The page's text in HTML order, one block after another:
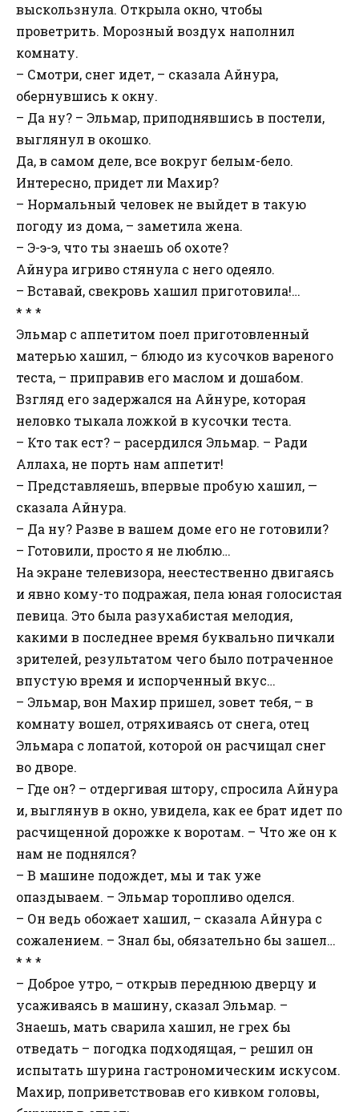
выскользнула. Открыла окно, чтобы
проветрить. Морозный воздух наполнил
комнату.
– Смотри, снег идет, – сказала Айнура,
обернувшись к окну.
– Да ну? – Эльмар, приподнявшись в постели,
выглянул в окошко.
Да, в самом деле, все вокруг белым-бело.
Интересно, придет ли Махир?
– Нормальный человек не выйдет в такую
погоду из дома, – заметила жена.
– Э-э-э, что ты знаешь об охоте?
Айнура игриво стянула с него одеяло.
– Вставай, свекровь хашил приготовила!…
* * *
Эльмар с аппетитом поел приготовленный
матерью хашил, – блюдо из кусочков вареного
теста, – приправив его маслом и дошабом.
Взгляд его задержался на Айнуре, которая
неловко тыкала ложкой в кусочки теста.
– Кто так ест? – расердился Эльмар. – Ради
Аллаха, не порть нам аппетит!
– Представляешь, впервые пробую хашил, —
сказала Айнура.
– Да ну? Разве в вашем доме его не готовили?
– Готовили, просто я не люблю…
На экране телевизора, неестественно двигаясь
и явно кому-то подражая, пела юная голосистая
певица. Это была разухабистая мелодия,
какими в последнее время буквально пичкали
зрителей, результатом чего было потраченное
впустую время и испорченный вкус…
– Эльмар, вон Махир пришел, зовет тебя, – в
комнату вошел, отряхиваясь от снега, отец
Эльмара с лопатой, которой он расчищал снег
во дворе.
– Где он? – отдергивая штору, спросила Айнура
и, выглянув в окно, увидела, как ее брат идет по
расчищенной дорожке к воротам. – Что же он к
нам не поднялся?
– В машине подождет, мы и так уже
опаздываем. – Эльмар торопливо оделся.
– Он ведь обожает хашил, – сказала Айнура с
сожалением. – Знал бы, обязательно бы зашел…
* * *
– Доброе утро, – открыв переднюю дверцу и
усаживаясь в машину, сказал Эльмар. –
Знаешь, мать сварила хашил, не грех бы
отведать – погодка подходящая, – решил он
испытать шурина гастрономическим искусом.
Махир, поприветствовав его кивком головы,